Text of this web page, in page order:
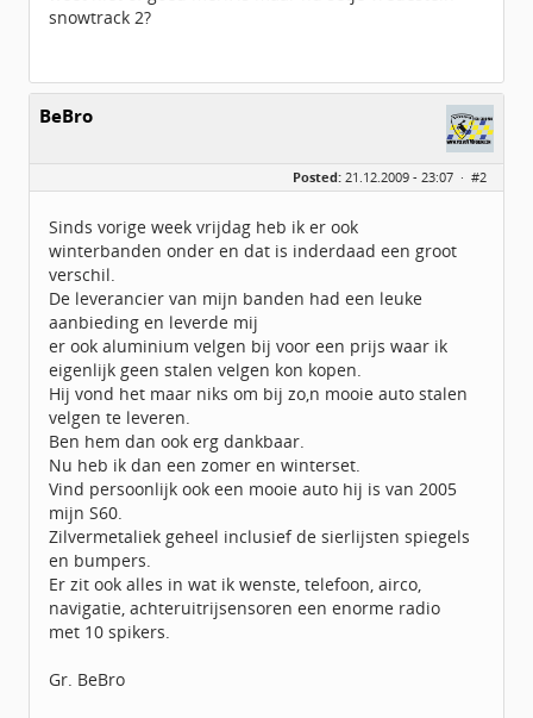
snowtrack 2?
BeBro
Posted: 21.12.2009 - 23:07 · #2
Sinds vorige week vrijdag heb ik er ook
winterbanden onder en dat is inderdaad een groot
verschil.
De leverancier van mijn banden had een leuke
aanbieding en leverde mij
er ook aluminium velgen bij voor een prijs waar ik
eigenlijk geen stalen velgen kon kopen.
Hij vond het maar niks om bij zo,n mooie auto stalen
velgen te leveren.
Ben hem dan ook erg dankbaar.
Nu heb ik dan een zomer en winterset.
Vind persoonlijk ook een mooie auto hij is van 2005
mijn S60.
Zilvermetaliek geheel inclusief de sierlijsten spiegels
en bumpers.
Er zit ook alles in wat ik wenste, telefoon, airco,
navigatie, achteruitrijsensoren een enorme radio
met 10 spikers.
Gr. BeBro